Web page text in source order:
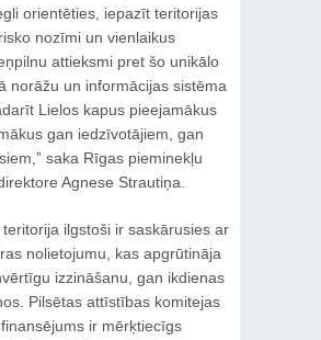
orientēties, iepazīt teritorijas
nozīmi un vienlaikus
attieksmi pret šo unikālo
norāžu un informācijas sistēma
Lielos kapus pieejamākus
gan iedzīvotājiem, gan
saka Rīgas pieminekļu
Agnese Strautiņa.
teritorija ilgstoši ir saskārusies ar
nolietojumu, kas apgrūtināja
izzināšanu, gan ikdienas
Pilsētas attīstības komitejas
ir mērķtiecīgs